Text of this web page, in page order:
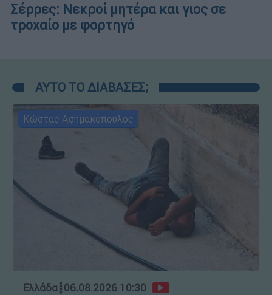
Σέρρες: Νεκροί μητέρα και γιος σε
τροχαίο με φορτηγό
ΑΥΤΟ ΤΟ ΔΙΑΒΑΣΕΣ;
Κώστας Ασημακόπουλος
Ελλάδα┋06.08.2026 10:30